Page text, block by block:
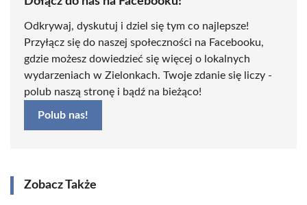
Odkrywaj, dyskutuj i dziel się tym co najlepsze!
Przyłącz się do naszej społeczności na Facebooku,
gdzie możesz dowiedzieć się więcej o lokalnych
wydarzeniach w Zielonkach. Twoje zdanie się liczy -
polub naszą stronę i bądź na bieżąco!
Polub nas!
Zobacz Także